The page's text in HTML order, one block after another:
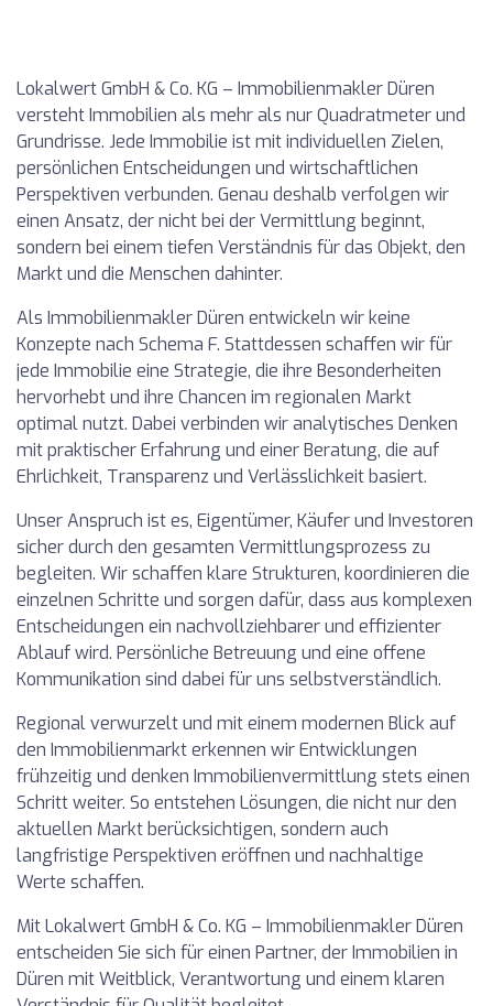
Lokalwert GmbH & Co. KG – Immobilienmakler Düren
versteht Immobilien als mehr als nur Quadratmeter und
Grundrisse. Jede Immobilie ist mit individuellen Zielen,
persönlichen Entscheidungen und wirtschaftlichen
Perspektiven verbunden. Genau deshalb verfolgen wir
einen Ansatz, der nicht bei der Vermittlung beginnt,
sondern bei einem tiefen Verständnis für das Objekt, den
Markt und die Menschen dahinter.
Als Immobilienmakler Düren entwickeln wir keine
Konzepte nach Schema F. Stattdessen schaffen wir für
jede Immobilie eine Strategie, die ihre Besonderheiten
hervorhebt und ihre Chancen im regionalen Markt
optimal nutzt. Dabei verbinden wir analytisches Denken
mit praktischer Erfahrung und einer Beratung, die auf
Ehrlichkeit, Transparenz und Verlässlichkeit basiert.
Unser Anspruch ist es, Eigentümer, Käufer und Investoren
sicher durch den gesamten Vermittlungsprozess zu
begleiten. Wir schaffen klare Strukturen, koordinieren die
einzelnen Schritte und sorgen dafür, dass aus komplexen
Entscheidungen ein nachvollziehbarer und effizienter
Ablauf wird. Persönliche Betreuung und eine offene
Kommunikation sind dabei für uns selbstverständlich.
Regional verwurzelt und mit einem modernen Blick auf
den Immobilienmarkt erkennen wir Entwicklungen
frühzeitig und denken Immobilienvermittlung stets einen
Schritt weiter. So entstehen Lösungen, die nicht nur den
aktuellen Markt berücksichtigen, sondern auch
langfristige Perspektiven eröffnen und nachhaltige
Werte schaffen.
Mit Lokalwert GmbH & Co. KG – Immobilienmakler Düren
entscheiden Sie sich für einen Partner, der Immobilien in
Düren mit Weitblick, Verantwortung und einem klaren